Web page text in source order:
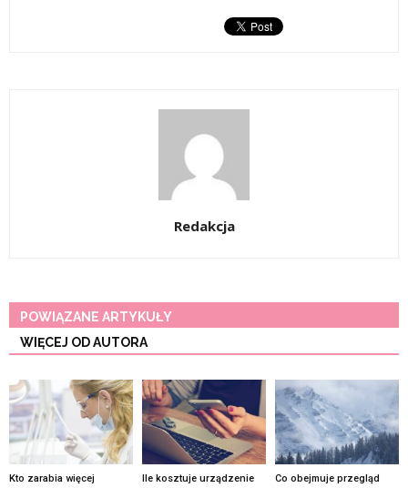
Redakcja
POWIĄZANE ARTYKUŁY
WIĘCEJ OD AUTORA
Kto zarabia więcej
Ile kosztuje urządzenie
Co obejmuje przegląd